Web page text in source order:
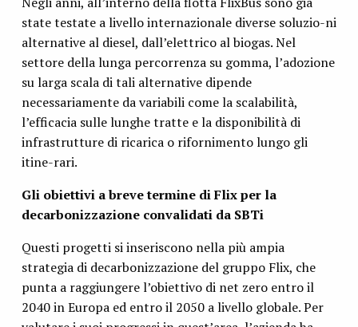
state testate a livello internazionale diverse soluzio-ni
alternative al diesel, dall’elettrico al biogas. Nel
settore della lunga percorrenza su gomma, l’adozione
su larga scala di tali alternative dipende
necessariamente da variabili come la scalabilità,
l’efficacia sulle lunghe tratte e la disponibilità di
infrastrutture di ricarica o rifornimento lungo gli
itine-rari.
Gli obiettivi a breve termine di Flix per la
decarbonizzazione convalidati da SBTi
Questi progetti si inseriscono nella più ampia
strategia di decarbonizzazione del gruppo Flix, che
punta a raggiungere l’obiettivo di net zero entro il
2040 in Europa ed entro il 2050 a livello globale. Per